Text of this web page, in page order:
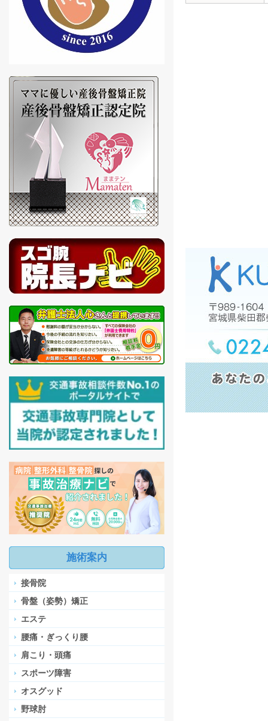
施術案内
接骨院
骨盤（姿勢）矯正
エステ
腰痛・ぎっくり腰
肩こり・頭痛
スポーツ障害
オスグッド
野球肘